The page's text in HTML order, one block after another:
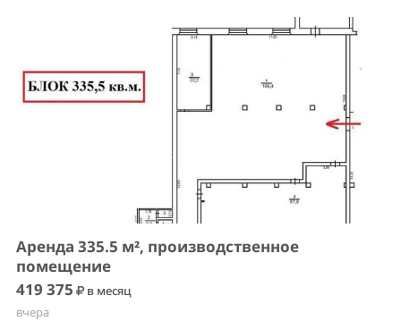
Аренда 335.5 м², производственное
помещение
419 375
в месяц
вчера